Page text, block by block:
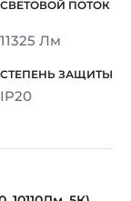
11325 Лм
IP20